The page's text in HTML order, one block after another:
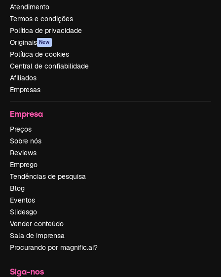
Atendimento
Termos e condições
Política de privacidade
Originais New
Política de cookies
Central de confiabilidade
Afiliados
Empresas
Empresa
Preços
Sobre nós
Reviews
Emprego
Tendências de pesquisa
Blog
Eventos
Slidesgo
Vender conteúdo
Sala de imprensa
Procurando por magnific.ai?
Siga-nos